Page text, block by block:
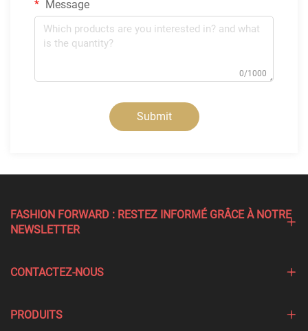
Message
0/1000
Submit
FASHION FORWARD : RESTEZ INFORMÉ GRÂCE À NOTRE
NEWSLETTER
CONTACTEZ-NOUS
PRODUITS